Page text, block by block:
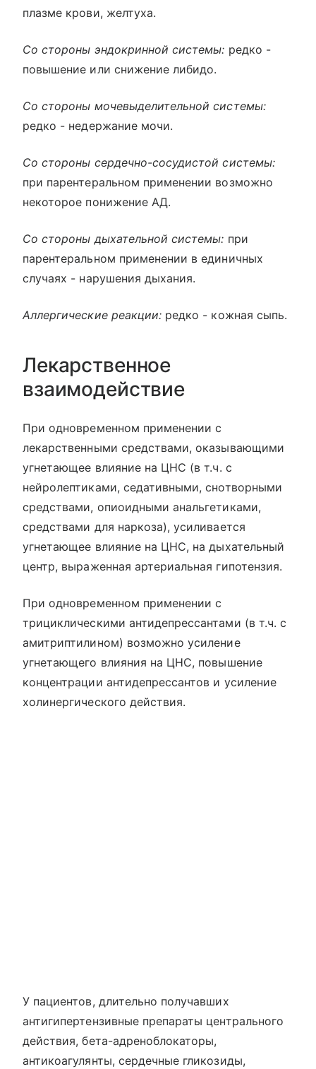
плазме крови, желтуха.
Со стороны эндокринной системы: редко -
повышение или снижение либидо.
Со стороны мочевыделительной системы:
редко - недержание мочи.
Со стороны сердечно-сосудистой системы:
при парентеральном применении возможно
некоторое понижение АД.
Со стороны дыхательной системы: при
парентеральном применении в единичных
случаях - нарушения дыхания.
Аллергические реакции: редко - кожная сыпь.
Лекарственное
взаимодействие
При одновременном применении с
лекарственными средствами, оказывающими
угнетающее влияние на ЦНС (в т.ч. с
нейролептиками, седативными, снотворными
средствами, опиоидными анальгетиками,
средствами для наркоза), усиливается
угнетающее влияние на ЦНС, на дыхательный
центр, выраженная артериальная гипотензия.
При одновременном применении с
трициклическими антидепрессантами (в т.ч. с
амитриптилином) возможно усиление
угнетающего влияния на ЦНС, повышение
концентрации антидепрессантов и усиление
холинергического действия.
У пациентов, длительно получавших
антигипертензивные препараты центрального
действия, бета-адреноблокаторы,
антикоагулянты, сердечные гликозиды,